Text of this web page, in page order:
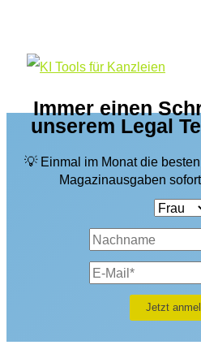
Immer einen
unserem Legal
💡 Einmal im Monat die
Magazinausgaben